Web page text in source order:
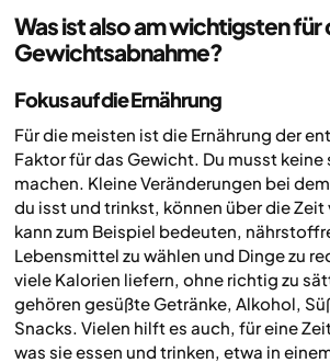
Was ist also am wichtigsten für
Gewichtsabnahme?
Fokus auf die Ernährung
Für die meisten ist die Ernährung der
Faktor für das Gewicht. Du musst keine
machen. Kleine Veränderungen bei
du isst und trinkst, können über die Zeit
kann zum Beispiel bedeuten,
Lebensmittel zu wählen und Dinge zu
viele Kalorien liefern, ohne richtig zu
gehören gesüßte Getränke, Alkohol,
Snacks. Vielen hilft es auch, für eine
was sie essen und trinken, etwa in